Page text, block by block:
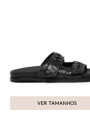
VER TAMANHOS
ADICIONAR AO CARRINHO